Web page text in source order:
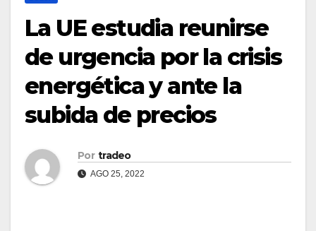
La UE estudia reunirse
de urgencia por la crisis
energética y ante la
subida de precios
Por tradeo
AGO 25, 2022